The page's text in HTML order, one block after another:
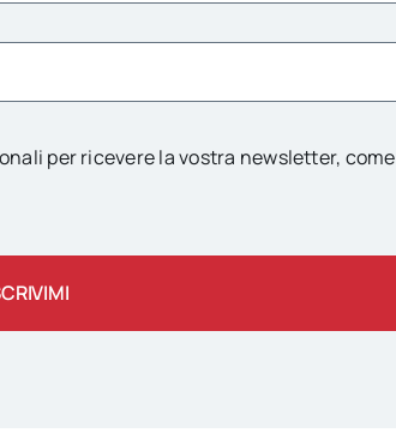
per ricevere la vostra newsletter, come